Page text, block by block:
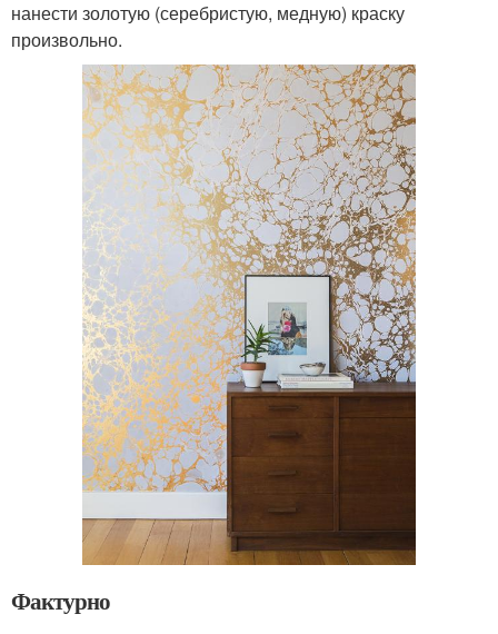
нанести золотую (серебристую, медную) краску
произвольно.
Фактурно